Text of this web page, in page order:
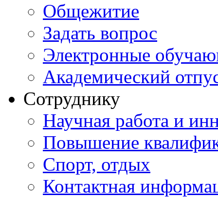
Общежитие
Задать вопрос
Электронные
Академический
Сотруднику
Научная работа и
Повышение
Спорт, отдых
Контактная